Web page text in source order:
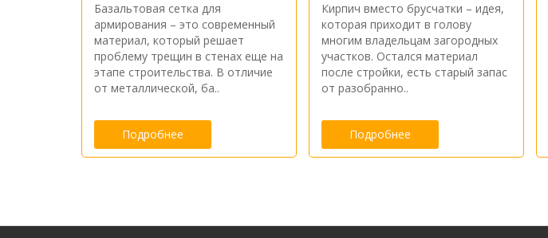
Базальтовая сетка для
армирования – это современный
материал, который решает
проблему трещин в стенах еще на
этапе строительства. В отличие
от металлической, ба..
Подробнее
Кирпич вместо брусчатки – идея,
которая приходит в голову
многим владельцам загородных
участков. Остался материал
после стройки, есть старый запас
от разобранно..
Подробнее